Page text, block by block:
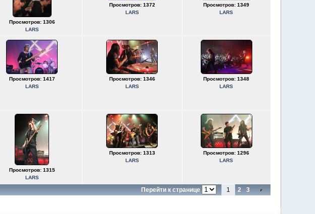
Просмотров: 1306
LARS
Просмотров: 1372
LARS
Просмотров: 1349
LARS
Просмотров: 1417
LARS
Просмотров: 1346
LARS
Просмотров: 1348
LARS
Просмотров: 1315
LARS
Просмотров: 1313
LARS
Просмотров: 1296
LARS
Перейти к странице 1 2 3